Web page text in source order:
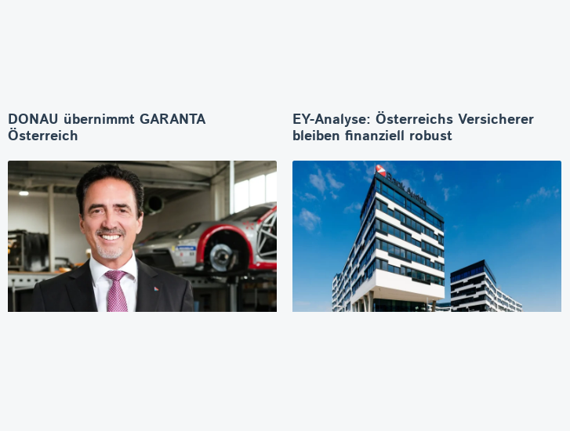
DONAU übernimmt GARANTA
Österreich
EY-Analyse: Österreichs Versicherer
bleiben finanziell robust